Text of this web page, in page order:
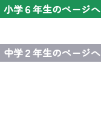
小学６年生のページへ
中学２年生のページへ